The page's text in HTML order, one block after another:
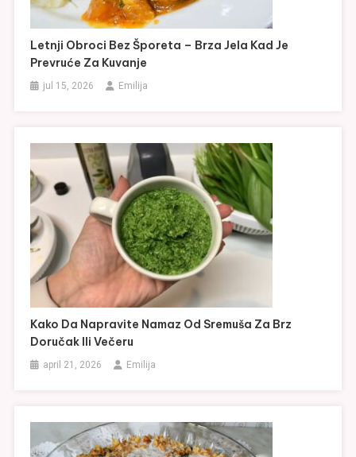
Letnji Obroci Bez Šporeta – Brza Jela Kad Je
Prevruće Za Kuvanje
jul 15, 2026 Emilija
Kako Da Napravite Namaz Od Sremuša Za Brz
Doručak Ili Večeru
april 21, 2026 Emilija